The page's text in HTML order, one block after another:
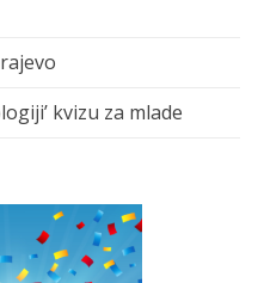
kvizu za mlade